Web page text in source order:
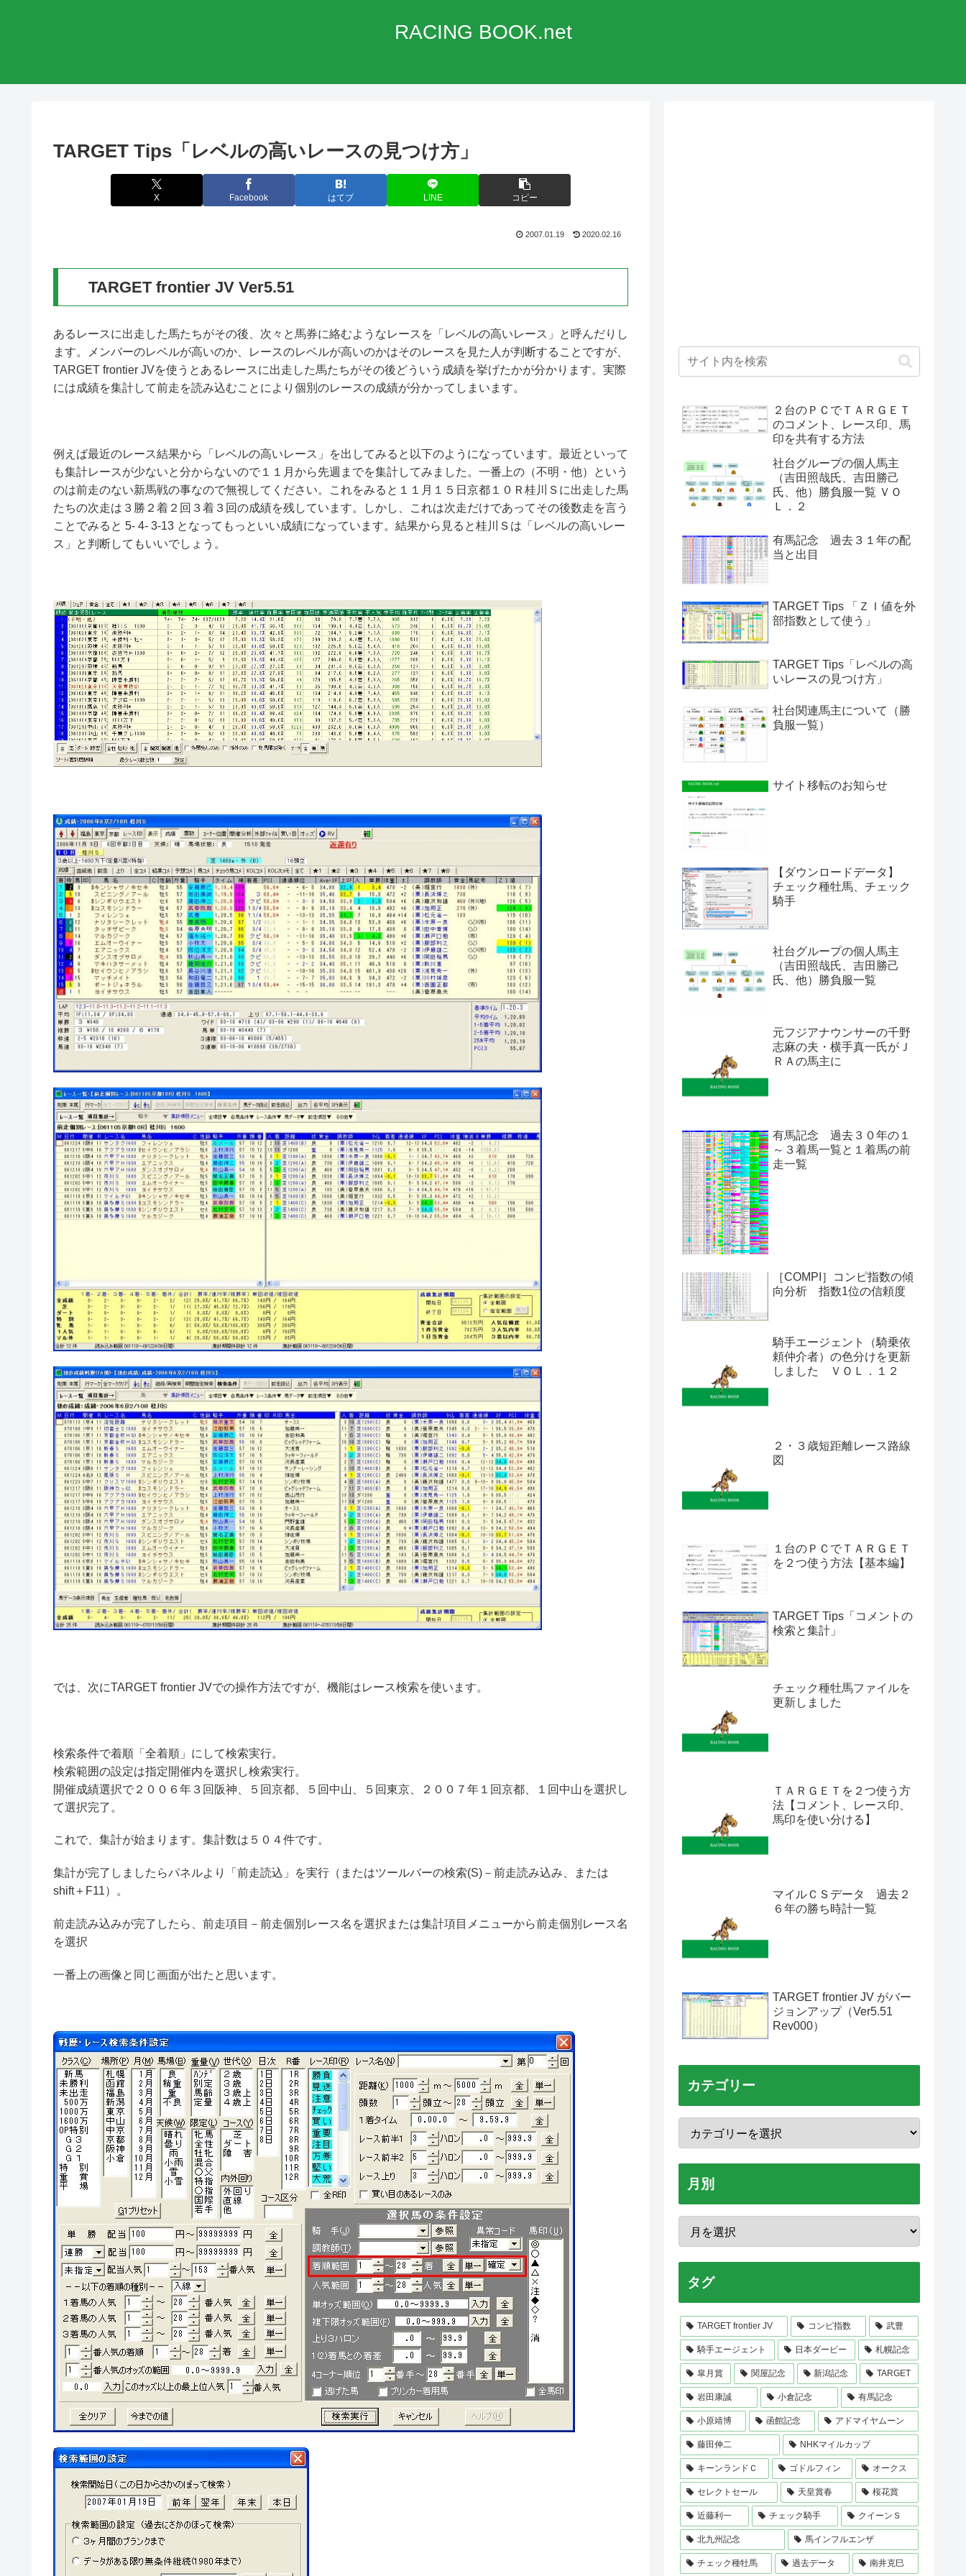
RACING BOOK.net
TARGET Tips「レベルの高いレースの見つけ方」
X Facebook はてブ LINE コピー
2007.01.19 2020.02.16
TARGET frontier JV Ver5.51
あるレースに出走した馬たちがその後、次々と馬券に絡むようなレースを「レベルの高いレース」と呼んだりし
ます。メンバーのレベルが高いのか、レースのレベルが高いのかはそのレースを見た人が判断することですが、
TARGET frontier JVを使うとあるレースに出走した馬たちがその後どういう成績を挙げたかが分かります。実際
には成績を集計して前走を読み込むことにより個別のレースの成績が分かってしまいます。
例えば最近のレース結果から「レベルの高いレース」を出してみると以下のようになっています。最近といって
も集計レースが少ないと分からないので１１月から先週までを集計してみました。一番上の（不明・他）という
のは前走のない新馬戦の事なので無視してください。これをみると１１月１５日京都１０Ｒ桂川Ｓに出走した馬
たちの次走は３勝２着２回３着３回の成績を残しています。しかし、これは次走だけであってその後数走を言う
ことでみると 5- 4- 3-13 となってもっといい成績になっています。結果から見ると桂川Ｓは「レベルの高いレー
ス」と判断してもいいでしょう。
では、次にTARGET frontier JVでの操作方法ですが、機能はレース検索を使います。
検索条件で着順「全着順」にして検索実行。
検索範囲の設定は指定開催内を選択し検索実行。
開催成績選択で２００６年３回阪神、５回京都、５回中山、５回東京、２００７年１回京都、１回中山を選択し
て選択完了。
これで、集計が始まります。集計数は５０４件です。
集計が完了しましたらパネルより「前走読込」を実行（またはツールバーの検索(S)－前走読み込み、または
shift＋F11）。
前走読み込みが完了したら、前走項目－前走個別レース名を選択または集計項目メニューから前走個別レース名
を選択
一番上の画像と同じ画面が出たと思います。
２台のＰＣでＴＡＲＧＥＴ
のコメント、レース印、馬
印を共有する方法
社台グループの個人馬主
（吉田照哉氏、吉田勝己
氏、他）勝負服一覧 ＶＯ
Ｌ．２
有馬記念 過去３１年の配
当と出目
TARGET Tips 「ＺＩ値を外
部指数として使う」
TARGET Tips「レベルの高
いレースの見つけ方」
社台関連馬主について（勝
負服一覧）
サイト移転のお知らせ
【ダウンロードデータ】
チェック種牡馬、チェック
騎手
社台グループの個人馬主
（吉田照哉氏、吉田勝己
氏、他）勝負服一覧
元フジアナウンサーの千野
志麻の夫・横手真一氏がＪ
ＲＡの馬主に
有馬記念 過去３０年の１
～３着馬一覧と１着馬の前
走一覧
［COMPI］コンピ指数の傾
向分析 指数1位の信頼度
騎手エージェント（騎乗依
頼仲介者）の色分けを更新
しました ＶＯＬ．１２
２・３歳短距離レース路線
図
１台のＰＣでＴＡＲＧＥＴ
を２つ使う方法【基本編】
TARGET Tips「コメントの
検索と集計」
チェック種牡馬ファイルを
更新しました
ＴＡＲＧＥＴを２つ使う方
法【コメント、レース印、
馬印を使い分ける】
マイルＣＳデータ 過去２
６年の勝ち時計一覧
TARGET frontier JV がバー
ジョンアップ（Ver5.51
Rev000）
カテゴリー
月別
タグ
TARGET frontier JV コンピ指数 武豊
騎手エージェント 日本ダービー 札幌記念
皐月賞 関屋記念 新潟記念 TARGET
岩田康誠 小倉記念 有馬記念
小原靖博 函館記念 アドマイヤムーン
藤田伸二 NHKマイルカップ
キーンランドＣ ゴドルフィン オークス
セレクトセール 天皇賞春 桜花賞
近藤利一 チェック騎手 クイーンＳ
北九州記念 馬インフルエンザ
チェック種牡馬 過去データ 南井克巳